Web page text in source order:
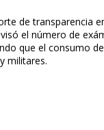
de transparencia
el número de
que el consumo
militares.